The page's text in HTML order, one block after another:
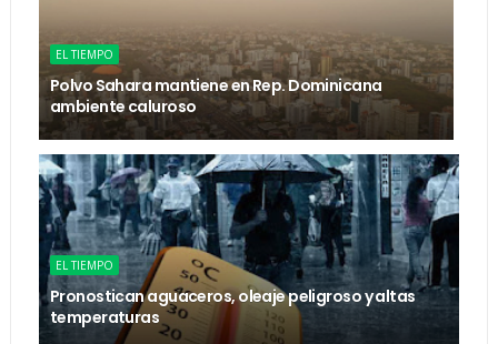
EL TIEMPO
Polvo Sahara mantiene en Rep. Dominicana
ambiente caluroso
EL TIEMPO
Pronostican aguaceros, oleaje peligroso y altas
temperaturas